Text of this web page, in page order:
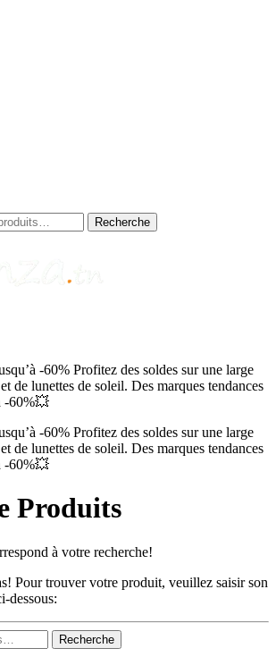
Recherche
-60% Profitez des soldes sur une large
de lunettes de soleil. Des marques tendances
-60%💥
-60% Profitez des soldes sur une large
de lunettes de soleil. Des marques tendances
-60%💥
Produits
à votre recherche!
Pour trouver votre produit, veuillez saisir son
dessous:
Recherche